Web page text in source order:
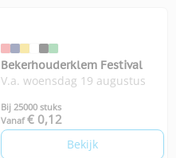
Bekerhouderklem Festival
V.a. woensdag 19 augustus
Bij 25000 stuks
Vanaf € 0,12
Bekijk